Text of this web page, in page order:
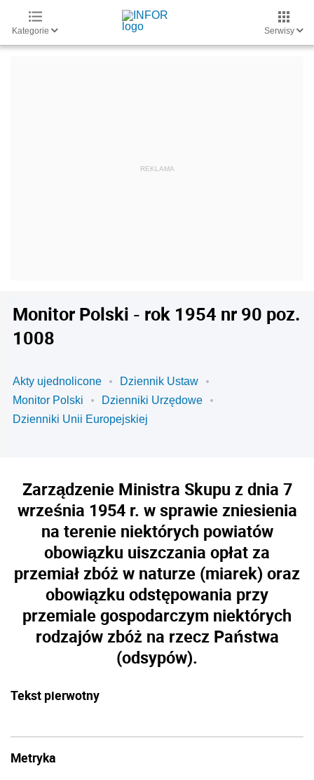
Kategorie Serwisy
Monitor Polski - rok 1954 nr 90 poz.
1008
Akty ujednolicone
Dziennik Ustaw
Monitor Polski
Dzienniki Urzędowe
Dzienniki Unii Europejskiej
Zarządzenie Ministra Skupu z dnia 7
września 1954 r. w sprawie zniesienia
na terenie niektórych powiatów
obowiązku uiszczania opłat za
przemiał zbóż w naturze (miarek) oraz
obowiązku odstępowania przy
przemiale gospodarczym niektórych
rodzajów zbóż na rzecz Państwa
(odsypów).
Tekst pierwotny
Metryka